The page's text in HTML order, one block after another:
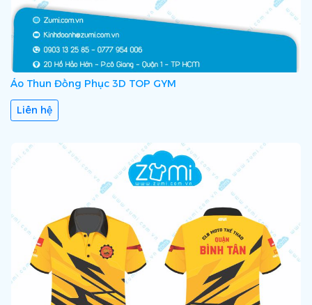
Áo Thun Đồng Phục 3D TOP GYM
Liên hệ